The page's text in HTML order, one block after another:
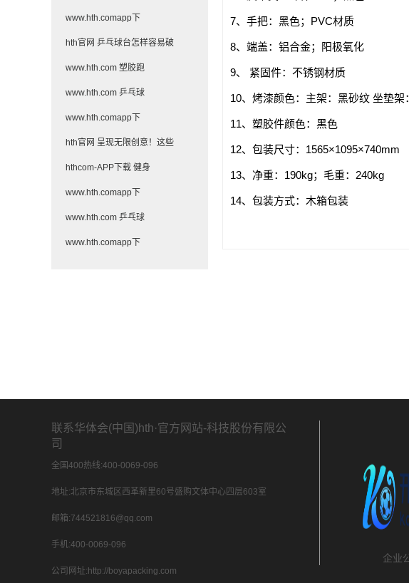
www.hth.comapp下
hth官网 乒乓球台怎样容易破
www.hth.com 塑胶跑
www.hth.com 乒乓球
www.hth.comapp下
hth官网 呈现无限创意！这些
hthcom-APP下载 健身
www.hth.comapp下
www.hth.com 乒乓球
www.hth.comapp下
7、手把：黑色；PVC材质
8、端盖：铝合金；阳极氧化
9、 紧固件：不锈钢材质
10、烤漆颜色：主架：黑砂纹 坐垫架
11、塑胶件颜色：黑色
12、包装尺寸：1565×1095×740mm
13、净重：190kg；毛重：240kg
14、包装方式：木箱包装
联系华体会(中国)hth·官方网站-科技股份有限公
司
全国400热线:400-0069-096
地址:北京市东城区西革新里60号盛购文体中心四层603室
邮箱:744521816@qq.com
手机:400-0069-096
公司网址:http://boyapacking.com
企业